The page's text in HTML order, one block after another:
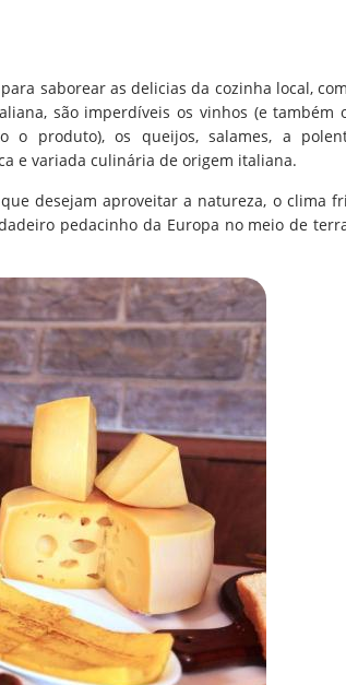
saborear as delicias da cozinha local,
são imperdíveis os vinhos (e também
o produto), os queijos, salames, a
e variada culinária de origem italiana.
desejam aproveitar a natureza, o clima
pedacinho da Europa no meio de